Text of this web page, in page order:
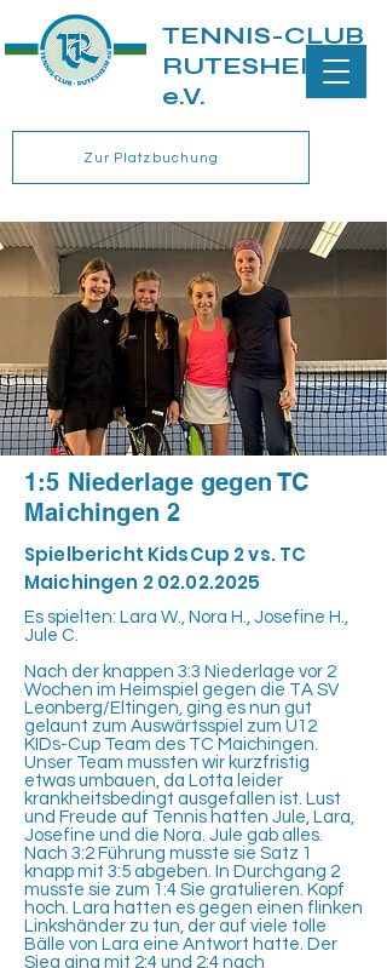
TENNIS-CLUB
RUTESHEIM
e.V.
Zur Platzbuchung
1:5 Niederlage gegen TC
Maichingen 2
Spielbericht KidsCup 2 vs. TC
Maichingen 2 02.02.2025
Es spielten: Lara W., Nora H., Josefine H.,
Jule C.
Nach der knappen 3:3 Niederlage vor 2
Wochen im Heimspiel gegen die TA SV
Leonberg/Eltingen, ging es nun gut
gelaunt zum Auswärtsspiel zum U12
KIDs-Cup Team des TC Maichingen.
Unser Team mussten wir kurzfristig
etwas umbauen, da Lotta leider
krankheitsbedingt ausgefallen ist. Lust
und Freude auf Tennis hatten Jule, Lara,
Josefine und die Nora. Jule gab alles.
Nach 3:2 Führung musste sie Satz 1
knapp mit 3:5 abgeben. In Durchgang 2
musste sie zum 1:4 Sie gratulieren. Kopf
hoch. Lara hatten es gegen einen flinken
Linkshänder zu tun, der auf viele tolle
Bälle von Lara eine Antwort hatte. Der
Sieg ging mit 2:4 und 2:4 nach